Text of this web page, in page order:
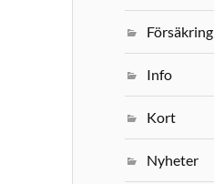
Försäkring
Info
Kort
Nyheter